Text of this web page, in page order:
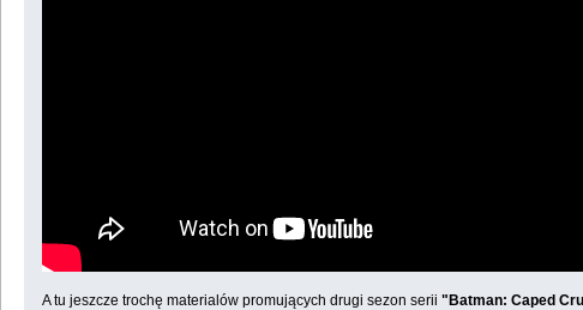
A tu jeszcze trochę materialów promujących drugi sezon serii "Batman: Caped